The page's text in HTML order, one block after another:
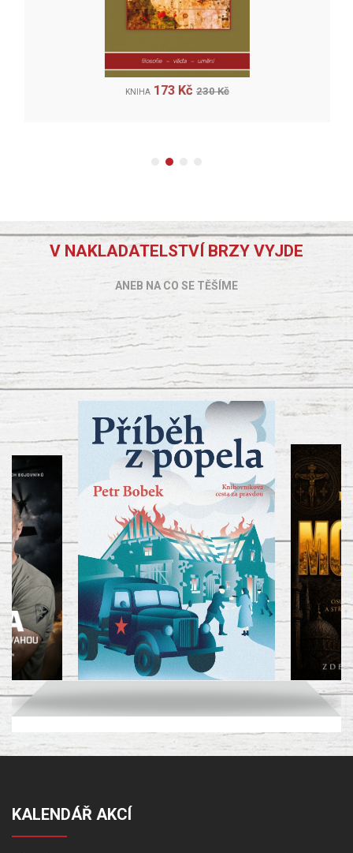
KNIHA 173 Kč 230 Kč
V NAKLADATELSTVÍ BRZY VYJDE
ANEB NA CO SE TĚŠÍME
KALENDÁŘ AKCÍ